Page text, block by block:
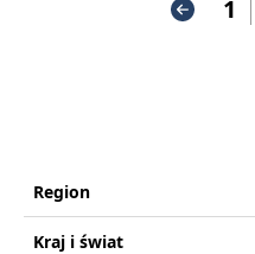
1
Region
Kraj i świat